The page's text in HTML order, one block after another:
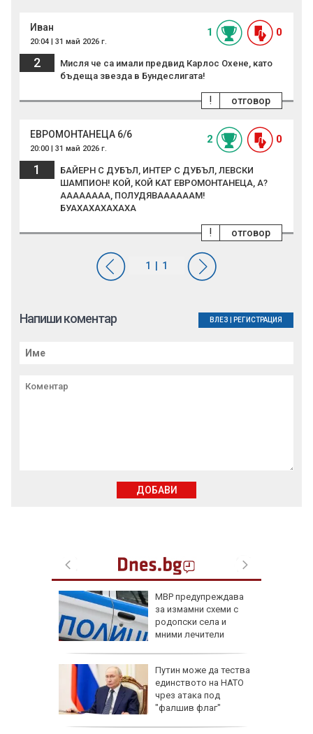
МВР предупреждава
за измамни схеми с
родопски села и
мними лечители
Путин може да тества
единството на НАТО
чрез атака под
"фалшив флаг"
Иван
20:04 | 31 май 2026 г.
1 0
2
Мисля че са имали предвид Карлос Охене, като
бъдеща звезда в Бундеслигата!
отговор
!
ЕВРОМОНТАНЕЦА 6/6
20:00 | 31 май 2026 г.
2 0
1
БАЙЕРН С ДУБЪЛ, ИНТЕР С ДУБЪЛ, ЛЕВСКИ
ШАМПИОН! КОЙ, КОЙ КАТ ЕВРОМОНТАНЕЦА, А?
АААААААА, ПОЛУДЯВААААААМ!
БУАХАХАХАХАХА
отговор
!
Напиши коментар ВЛЕЗ РЕГИСТРАЦИЯ
ДОБАВИ